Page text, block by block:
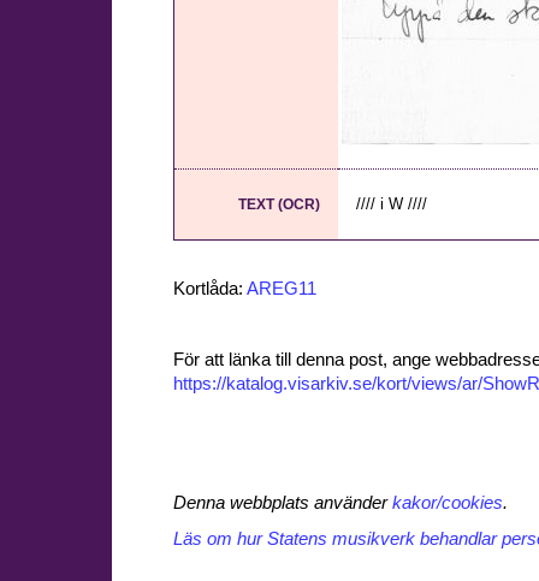
TEXT (OCR) //// i W ////
Kortlåda: AREG11
För att länka till denna post, ange
https://katalog.visarkiv.se/kort/views/ar/
Denna webbplats använderkakor/cookies.
Läs om hur Statens musikverk behandlar